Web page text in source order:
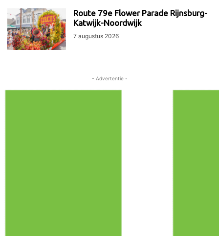
Route 79e Flower Parade Rijnsburg-
Katwijk-Noordwijk
7 augustus 2026
- Advertentie -